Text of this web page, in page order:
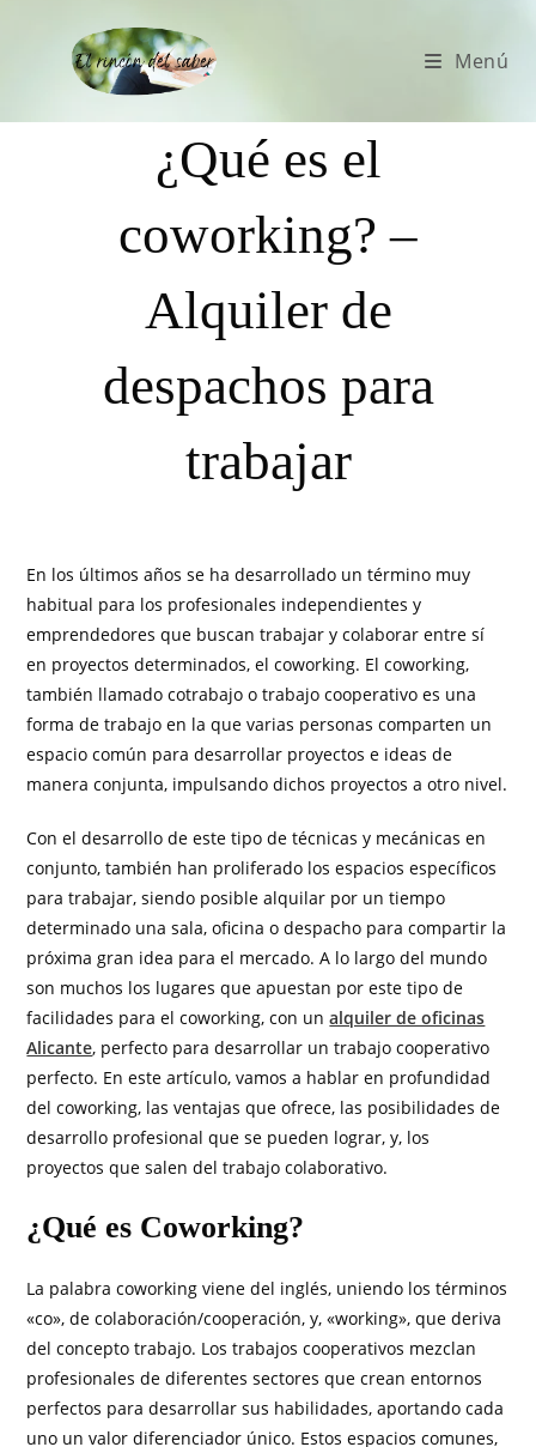
Menú
¿Qué es el
coworking? –
Alquiler de
despachos para
trabajar
En los últimos años se ha desarrollado un término muy
habitual para los profesionales independientes y
emprendedores que buscan trabajar y colaborar entre sí
en proyectos determinados, el coworking. El coworking,
también llamado cotrabajo o trabajo cooperativo es una
forma de trabajo en la que varias personas comparten un
espacio común para desarrollar proyectos e ideas de
manera conjunta, impulsando dichos proyectos a otro nivel.
Con el desarrollo de este tipo de técnicas y mecánicas en
conjunto, también han proliferado los espacios específicos
para trabajar, siendo posible alquilar por un tiempo
determinado una sala, oficina o despacho para compartir la
próxima gran idea para el mercado. A lo largo del mundo
son muchos los lugares que apuestan por este tipo de
facilidades para el coworking, con unalquiler de oficinas
Alicante, perfecto para desarrollar un trabajo cooperativo
perfecto. En este artículo, vamos a hablar en profundidad
del coworking, las ventajas que ofrece, las posibilidades de
desarrollo profesional que se pueden lograr, y, los
proyectos que salen del trabajo colaborativo.
¿Qué es Coworking?
La palabra coworking viene del inglés, uniendo los términos
«co», de colaboración/cooperación, y, «working», que deriva
del concepto trabajo. Los trabajos cooperativos mezclan
profesionales de diferentes sectores que crean entornos
perfectos para desarrollar sus habilidades, aportando cada
uno un valor diferenciador único. Estos espacios comunes,